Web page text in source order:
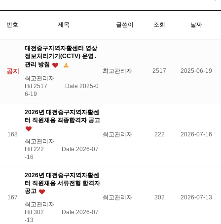
번호 제목 글쓴이 조회 날짜
공지
대전중구지역자활센터 영상
정보처리기기(CCTV) 운영․
관리 방침
최고관리자
Hit 2517 Date 2025-0
6-19
최고관리자 2517 2025-06-19
168
2026년 대전중구지역자활센
터 직원채용 최종합격자 공고
최고관리자
Hit 222
Date 2026-07
-16
최고관리자 222 2026-07-16
167
2026년 대전중구지역자활센
터 직원채용 서류전형 합격자
공고
최고관리자
Hit 302
Date 2026-07
-13
최고관리자 302 2026-07-13